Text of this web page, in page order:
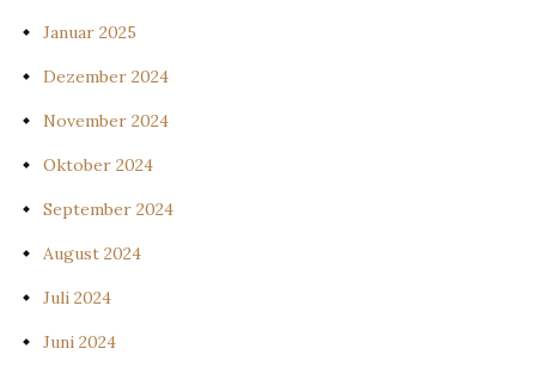
Januar 2025
Dezember 2024
November 2024
Oktober 2024
September 2024
August 2024
Juli 2024
Juni 2024